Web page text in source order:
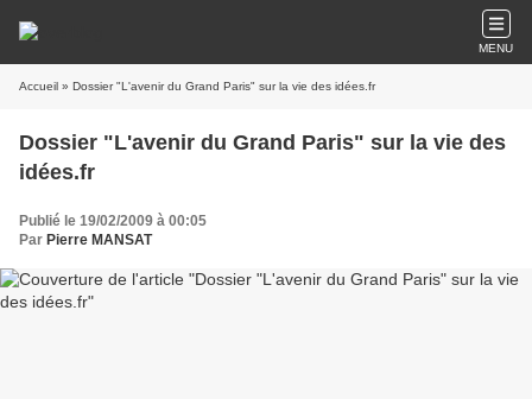
MENU
Accueil » Dossier "L'avenir du Grand Paris" sur la vie des idées.fr
Dossier "L'avenir du Grand Paris" sur la vie des
idées.fr
Publié le 19/02/2009 à 00:05
Par Pierre MANSAT